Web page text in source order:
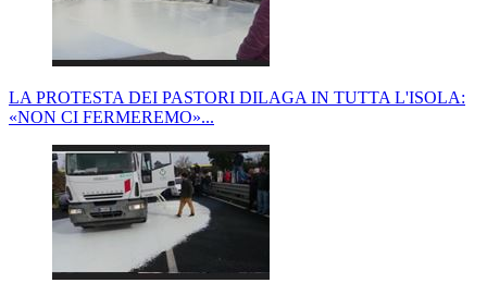
LA PROTESTA DEI PASTORI DILAGA IN TUTTA L'ISOLA:
«NON CI FERMEREMO»...